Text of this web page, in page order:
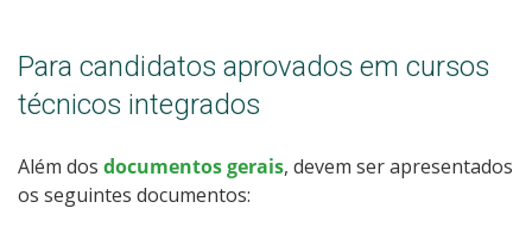
Para candidatos aprovados em cursos
técnicos integrados
Além dos documentos gerais, devem ser apresentados
os seguintes documentos: